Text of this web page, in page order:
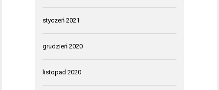
styczeń 2021
grudzień 2020
listopad 2020